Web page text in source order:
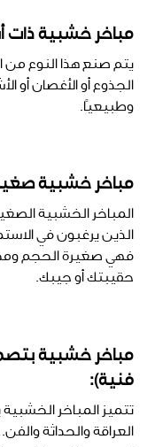
مباخر خشبية ذات
يتم صنع هذا النوع
الجذوع أو الأغصان أو
وطبيعيًا.
مباخر خشبية
المباخر الخشبية
الذين يرغبون في
فهي صغيرة الحجم
حقيبتك أو جيبك.
مباخر خشبية
فنية):
تتميز المباخر
العراقة والحداثة